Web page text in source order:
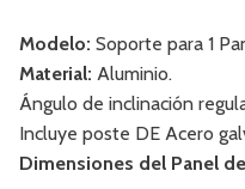
Modelo: Soporte para 1
Material: Aluminio.
Ángulo de inclinación
Incluye poste DE Acero
Dimensiones del Panel